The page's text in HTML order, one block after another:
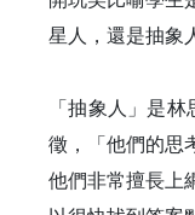
星人，還是抽象
「抽象人」是
徵，「他們的思
他們非常擅長上